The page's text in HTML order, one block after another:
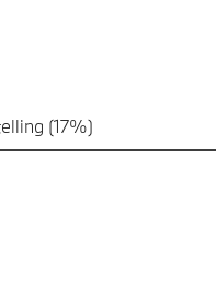
(17%)